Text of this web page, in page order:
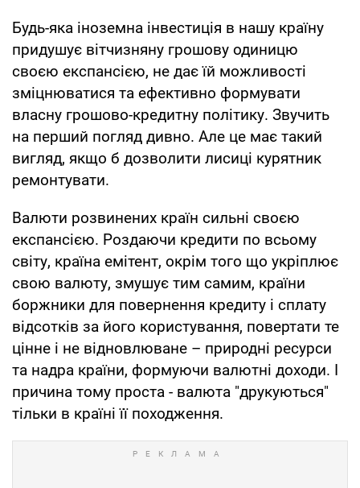
Будь-яка іноземна інвестиція в нашу країну
придушує вітчизняну грошову одиницю
своєю експансією, не дає їй можливості
зміцнюватися та ефективно формувати
власну грошово-кредитну політику. Звучить
на перший погляд дивно. Але це має такий
вигляд, якщо б дозволити лисиці курятник
ремонтувати.
Валюти розвинених країн сильні своєю
експансією. Роздаючи кредити по всьому
світу, країна емітент, окрім того що укріплює
свою валюту, змушує тим самим, країни
боржники для повернення кредиту і сплату
відсотків за його користування, повертати те
цінне і не відновлюване – природні ресурси
та надра країни, формуючи валютні доходи. І
причина тому проста - валюта "друкуються"
тільки в країні її походження.